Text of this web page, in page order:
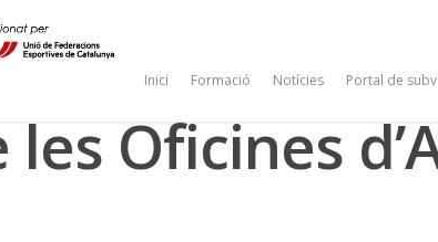
Inici Formació Notícies Portal de
Oficines